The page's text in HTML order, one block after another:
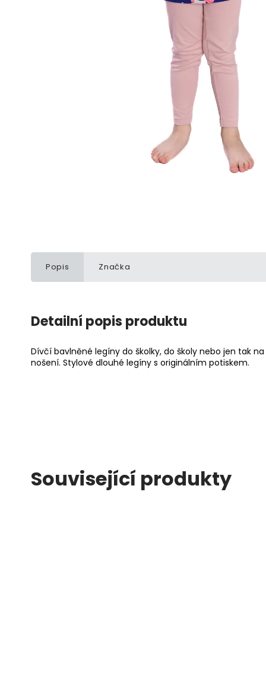
Popis Značka
Detailní popis produktu
Dívčí bavlněné legíny do školky, do školy nebo jen tak
nošení. Stylové dlouhé legíny s originálním potiskem.
Související produkty